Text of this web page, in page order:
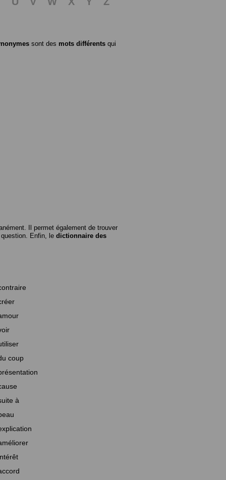
sont des mots différents qui
Il permet également de trouver
Enfin, le dictionnaire des
coup
à